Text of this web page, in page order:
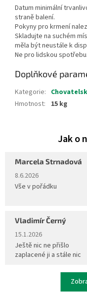
Datum minimální
straně balení.
Pokyny pro krmení
Skladujte na suchém
měla být neustále k
Ne pro lidskou spotřebu.
Doplňkové
Kategorie:
Hmotnost: 15 kg
Marcela Strnadová
Hodnocení obchodu je
8.6.2026
Vše v pořádku
Vladimír Černý
Hodnocení obchodu je
15.1.2026
Ještě nic ne přišlo
zaplacené ji a stále nic